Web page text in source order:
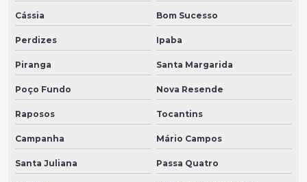
Cássia Bom Sucesso
Perdizes Ipaba
Piranga Santa Margarida
Poço Fundo Nova Resende
Raposos Tocantins
Campanha Mário Campos
Santa Juliana Passa Quatro